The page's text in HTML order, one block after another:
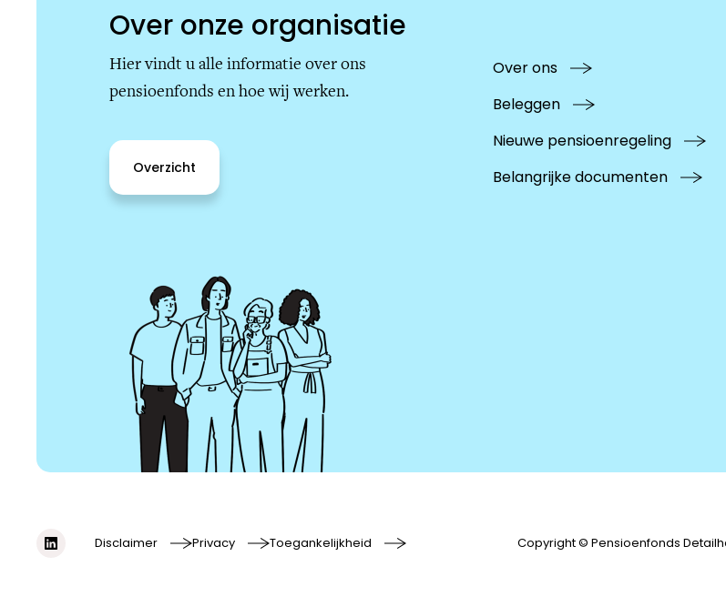
Over onze organisatie
Hier vindt u alle informatie over ons
pensioenfonds en hoe wij werken.
Overzicht
Over ons
Beleggen
Nieuwe pensioenregeling
Belangrijke documenten
Disclaimer Privacy Toegankelijkheid Copyright © Pensioenfonds